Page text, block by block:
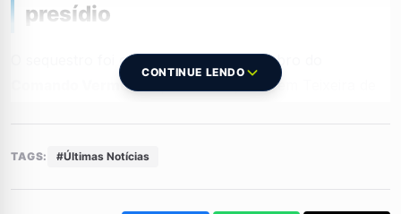
presídio
O sequestro foi ordenado por um membro do
Comando Vermelho
que estava preso em Teixeira de
descobriu a fortuna.
A descoberta do valor embolsado em 2025 motivou a
CONTINUE LENDO
TAGS: #Últimas Notícias